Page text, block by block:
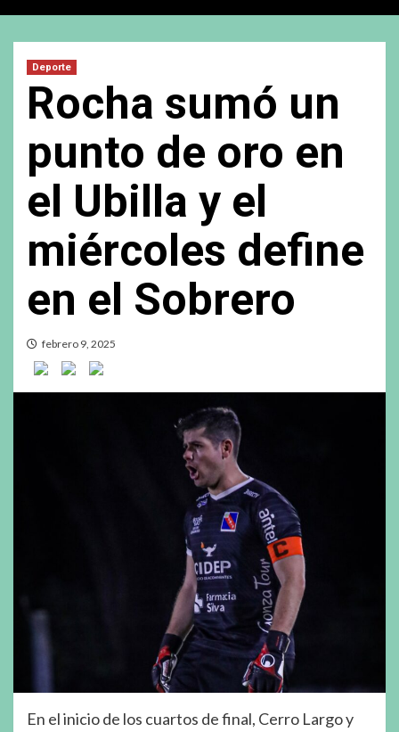
Deporte
Rocha sumó un
punto de oro en
el Ubilla y el
miércoles define
en el Sobrero
febrero 9, 2025
En el inicio de los cuartos de final, Cerro Largo y